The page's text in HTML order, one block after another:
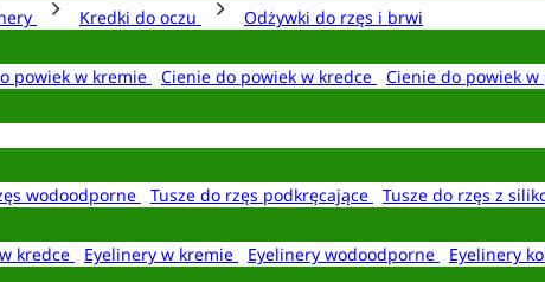
Kredki do oczu
Odżywki do rzęs i brwi
powiek w kremie Cienie do powiek w kredce Cienie do powiek w
wodoodporne Tusze do rzęs podkręcające Tusze do rzęs z
kredce Eyelinery w kremie Eyelinery wodoodporne
Eyelinery